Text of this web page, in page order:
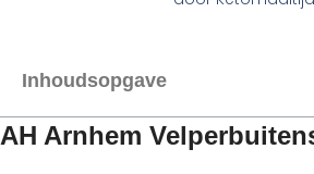
Inhoudsopgave
AH Arnhem